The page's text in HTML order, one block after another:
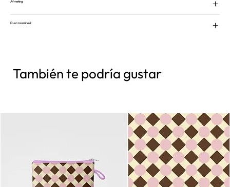
Afmeting
Duurzaamheid
También te podría gustar